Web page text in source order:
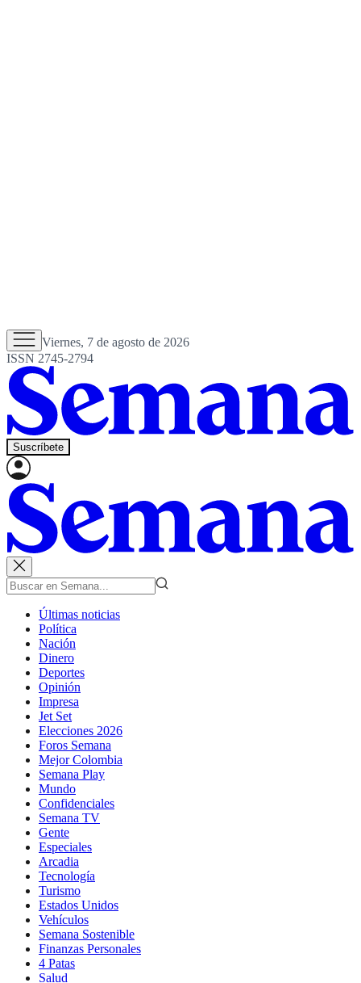
Viernes, 7 de agosto de 2026
ISSN 2745-2794
Suscríbete
Últimas noticias
Política
Nación
Dinero
Deportes
Opinión
Impresa
Jet Set
Elecciones 2026
Foros Semana
Mejor Colombia
Semana Play
Mundo
Confidenciales
Semana TV
Gente
Especiales
Arcadia
Tecnología
Turismo
Estados Unidos
Vehículos
Semana Sostenible
Finanzas Personales
4 Patas
Salud